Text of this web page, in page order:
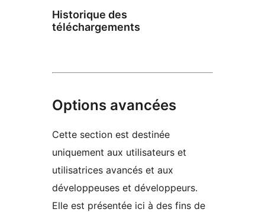
Historique des
téléchargements
Options avancées
Cette section est destinée
uniquement aux utilisateurs et
utilisatrices avancés et aux
développeuses et développeurs.
Elle est présentée ici à des fins de